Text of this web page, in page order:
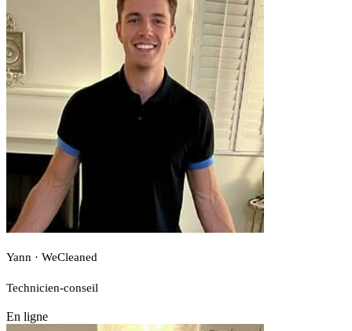
Yann · WeCleaned
Technicien-conseil
En ligne